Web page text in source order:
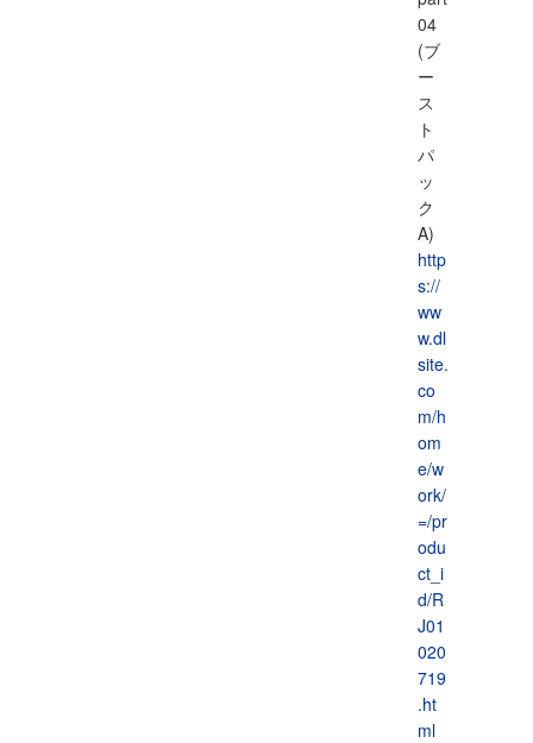
04
(ブ
ー
ス
ト
パ
ッ
ク
A)
http
s://
ww
w.dl
site.
co
m/h
om
e/w
ork/
=/pr
odu
ct_i
d/R
J01
020
719
.ht
ml